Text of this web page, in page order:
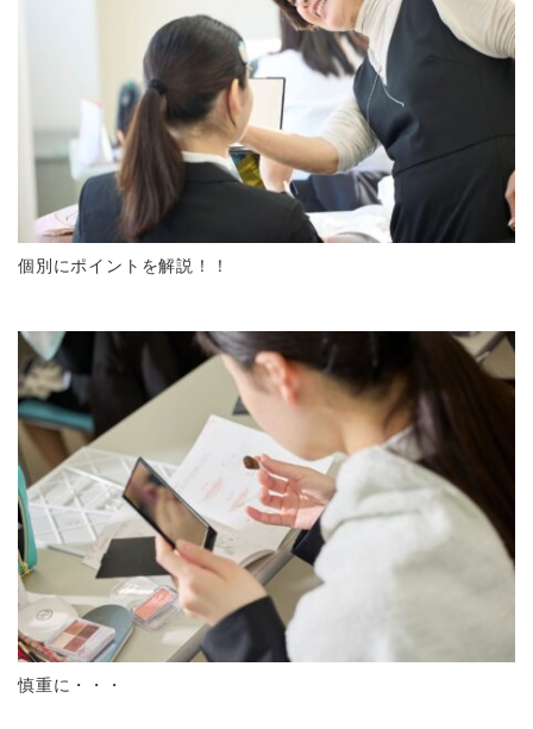
個別にポイントを解説！！
慎重に・・・